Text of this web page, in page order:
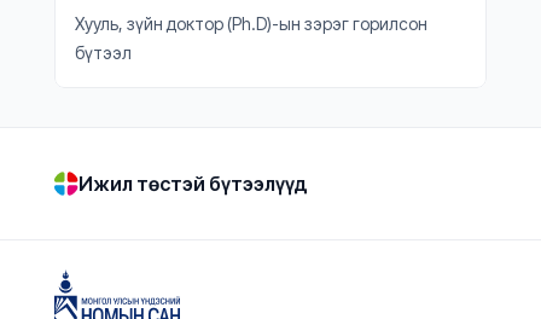
Хууль, зүйн доктор (Ph.D)-ын зэрэг горилсон
бүтээл
Ижил төстэй бүтээлүүд